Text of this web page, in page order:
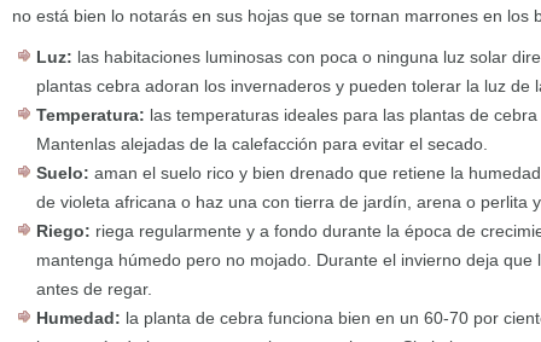
no está bien lo notarás en sus hojas que se tornan marrones en los
Luz: las habitaciones luminosas con poca o ninguna luz solar
plantas cebra adoran los invernaderos y pueden tolerar la luz de
Temperatura: las temperaturas ideales para las plantas de
Mantenlas alejadas de la calefacción para evitar el secado.
Suelo: aman el suelo rico y bien drenado que retiene la
de violeta africana o haz una con tierra de jardín, arena o perlita
Riego: riega regularmente y a fondo durante la época de
mantenga húmedo pero no mojado. Durante el invierno deja que
antes de regar.
Humedad: la planta de cebra funciona bien en un 60-70 por